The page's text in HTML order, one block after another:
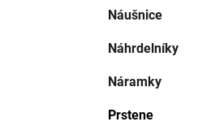
Náušnice
Náhrdelníky
Náramky
Prstene